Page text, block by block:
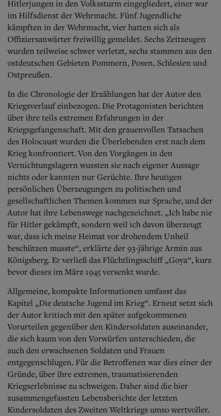
Hitlerjungen in den Volkssturm eingegliedert, einer war
im Hilfsdienst der Wehrmacht. Fünf Jugendliche
kämpften in der Wehrmacht, vier hatten sich als
Offiziersanwärter freiwillig gemeldet. Sechs Zeitzeugen
wurden teilweise schwer verletzt, sechs stammen aus den
ostdeutschen Gebieten Pommern, Posen, Schlesien und
Ostpreußen.
In die Chronologie der Erzählungen hat der Autor den
Kriegsverlauf einbezogen. Die Protagonisten berichten
über ihre teils extremen Erfahrungen in der
Kriegsgefangenschaft. Mit den grauenvollen Tatsachen
des Holocaust wurden die Überlebenden erst nach dem
Krieg konfrontiert. Von den Vorgängen in den
Vernichtungslagern wussten sie nach eigener Aussage
nichts oder kannten nur Gerüchte. Ihre heutigen
persönlichen Überzeugungen zu politischen und
gesellschaftlichen Themen kommen zur Sprache, und der
Autor hat ihre Lebenswege nachgezeichnet. „Ich habe nie
für Hitler gekämpft, sondern weil ich davon überzeugt
war, dass ich meine Heimat vor drohendem Unheil
beschützen musste“, erklärte der 93-jährige Armin aus
Königsberg. Er verließ das Flüchtlingsschiff „Goya“, kurz
bevor dieses im März 1945 versenkt wurde.
Allgemeine, kompakte Informationen umfasst das
Kapitel „Die deutsche Jugend im Krieg“. Erneut setzt sich
der Autor kritisch mit den später aufgekommenen
Vorurteilen gegenüber den Kindersoldaten auseinander,
die sich kaum von den Vorwürfen unterschieden, die
auch den erwachsenen Soldaten und Frauen
entgegenschlugen. Für die Betroffenen war dies einer der
Gründe, über ihre extremen, traumatisierenden
Kriegserlebnisse zu schweigen. Daher sind die hier
zusammengefassten Lebensberichte der letzten
Kindersoldaten des Zweiten Weltkriegs umso wertvoller.